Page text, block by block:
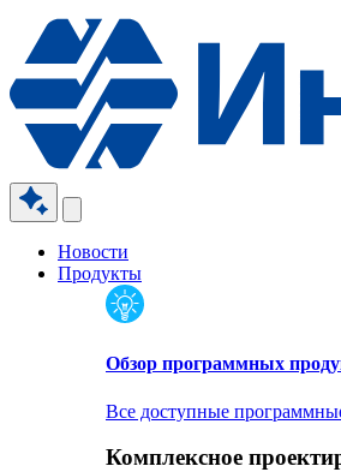
Новости
Продукты
Обзор программных
Все доступные
Комплексное